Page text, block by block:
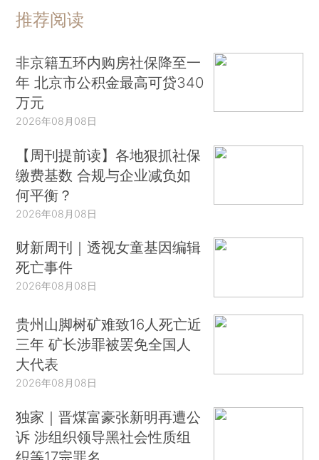
推荐阅读
非京籍五环内购房社保降至一
年 北京市公积金最高可贷340
万元
2026年08月08日
【周刊提前读】各地狠抓社保
缴费基数 合规与企业减负如
何平衡？
2026年08月08日
财新周刊｜透视女童基因编辑
死亡事件
2026年08月08日
贵州山脚树矿难致16人死亡近
三年 矿长涉罪被罢免全国人
大代表
2026年08月08日
独家｜晋煤富豪张新明再遭公
诉 涉组织领导黑社会性质组